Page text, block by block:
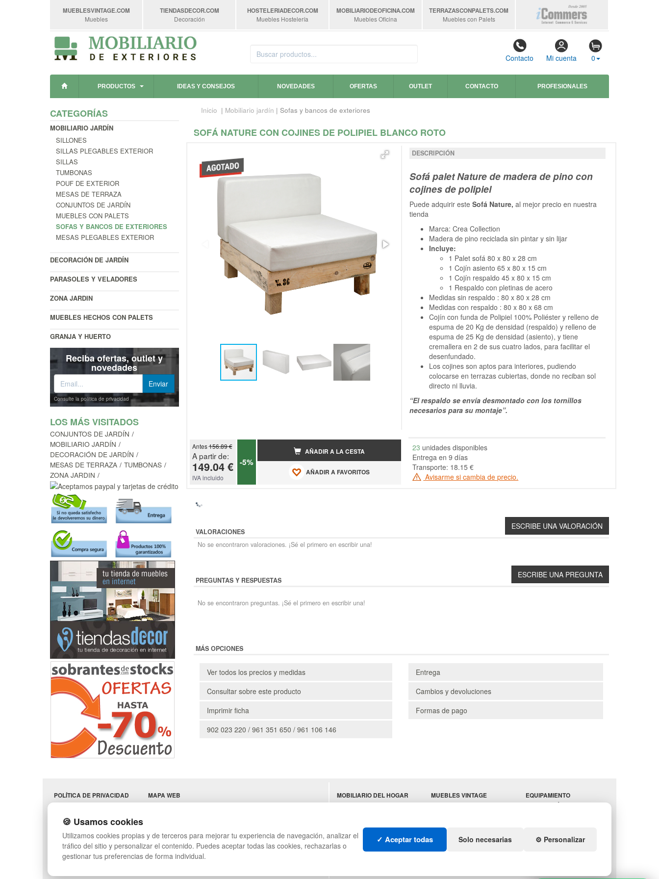
MUEBLESVINTAGE.COM
Muebles
TIENDASDECOR.COM
Decoración
HOSTELERIADECOR.COM
Muebles Hostelería
MOBILIARIODEOFICINA.COM
Muebles Oficina
TERRAZASCONPALETS.COM
Muebles con Palets
Contacto Mi cuenta 0
PRODUCTOS IDEAS Y CONSEJOS NOVEDADES OFERTAS OUTLET CONTACTO PROFESIONALES
CATEGORÍAS
MOBILIARIO JARDÍN
SILLONES
SILLAS PLEGABLES EXTERIOR
SILLAS
TUMBONAS
POUF DE EXTERIOR
MESAS DE TERRAZA
CONJUNTOS DE JARDÍN
MUEBLES CON PALETS
SOFAS Y BANCOS DE EXTERIORES
MESAS PLEGABLES EXTERIOR
DECORACIÓN DE JARDÍN
PARASOLES Y VELADORES
ZONA JARDIN
MUEBLES HECHOS CON PALETS
GRANJA Y HUERTO
Reciba ofertas, outlet y
novedades
Consulte la política de privacidad
LOS MÁS VISITADOS
CONJUNTOS DE JARDÍN
MOBILIARIO JARDÍN
DECORACIÓN DE JARDÍN
MESAS DE TERRAZA
TUMBONAS
ZONA JARDIN
Inicio | Mobiliario jardín | Sofas y bancos de exteriores
SOFÁ NATURE CON COJINES DE POLIPIEL BLANCO ROTO
DESCRIPCIÓN
Sofá palet Nature de madera de pino con
cojines de polipiel
Puede adquirir este Sofá Nature, al mejor precio en nuestra
tienda
Marca: Crea Collection
Madera de pino reciclada sin pintar y sin lijar
Incluye:
1 Palet sofá 80 x 80 x 28 cm
1 Cojín asiento 65 x 80 x 15 cm
1 Cojín respaldo 45 x 80 x 15 cm
1 Respaldo con pletinas de acero
Medidas sin respaldo : 80 x 80 x 28 cm
Medidas con respaldo : 80 x 80 x 68 cm
Cojín con funda de Polipiel 100% Poliéster y relleno de
espuma de 20 Kg de densidad (respaldo) y relleno de
espuma de 25 Kg de densidad (asiento), y tiene
cremallera en 2 de sus cuatro lados, para facilitar el
desenfundado.
Los cojines son aptos para interiores, pudiendo
colocarse en terrazas cubiertas, donde no reciban sol
directo ni lluvia.
“El respaldo se envía desmontado con los tornillos
necesarios para su montaje”.
Antes156.89 €
A partir de:
149.04 €
IVA incluido
-5%
AÑADIR A LA CESTA
AÑADIR A FAVORITOS
23 unidades disponibles
Entrega en 9 días
Transporte: 18.15 €
Avisarme si cambia de precio.
VALORACIONES
No se encontraron valoraciones. ¡Sé el primero en escribir una!
PREGUNTAS Y RESPUESTAS
No se encontraron preguntas. ¡Sé el primero en escribir una!
MÁS OPCIONES
Ver todos los precios y medidas
Consultar sobre este producto
Imprimir ficha
902 023 220 / 961 351 650 / 961 106 146
Entrega
Cambios y devoluciones
Formas de pago
POLÍTICA DE PRIVACIDAD
CONDICIONES DE USO
DEVOLUCIONES
CONTACTO
QUIENES SOMOS
MAPA WEB
PREGUNTAS FRECUENTES
SÍGUENOS:
MOBILIARIO DEL HOGAR
MOBILIARIO DE OFICINA
MUEBLES VINTAGE
TERRAZAS CON PALETS
EQUIPAMIENTO
HOSTELERÍA PARA
🍪 Usamos cookies
Utilizamos cookies propias y de terceros para mejorar tu experiencia de navegación, analizar el
tráfico del sitio y personalizar el contenido. Puedes aceptar todas las cookies, rechazarlas o
gestionar tus preferencias de forma individual.
✓ Aceptar todas Solo necesarias ⚙️ Personalizar